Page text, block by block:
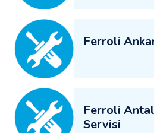
Ferroli
Ferroli
Servisi